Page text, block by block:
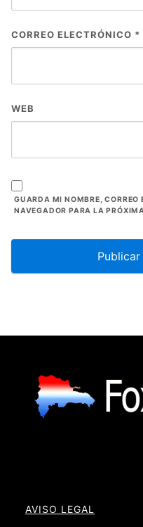
CORREO ELECTRÓNICO *
WEB
GUARDA MI NOMBRE, CORREO
NAVEGADOR PARA LA
AVISO LEGAL